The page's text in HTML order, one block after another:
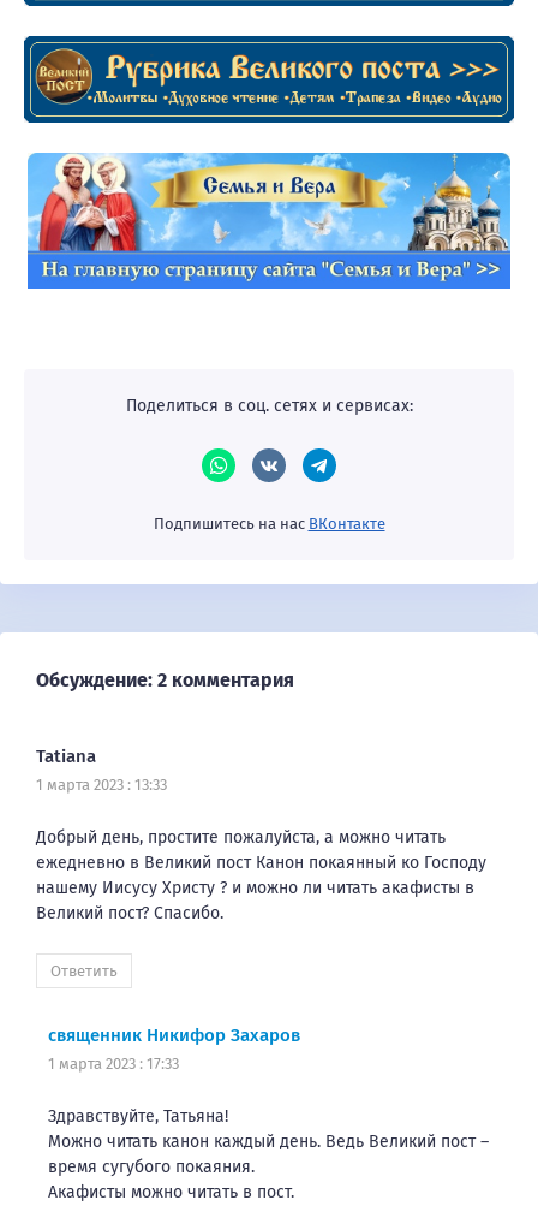
Поделиться в соц. сетях и сервисах:
Подпишитесь на нас ВКонтакте
Обсуждение: 2 комментария
Tatiana
1 марта 2023 : 13:33
Добрый день, простите пожалуйста, а можно читать
ежедневно в Великий пост Канон покаянный ко Господу
нашему Иисусу Христу ? и можно ли читать акафисты в
Великий пост? Спасибо.
Ответить
священник Никифор Захаров
1 марта 2023 : 17:33
Здравствуйте, Татьяна!
Можно читать канон каждый день. Ведь Великий пост –
время сугубого покаяния.
Акафисты можно читать в пост.